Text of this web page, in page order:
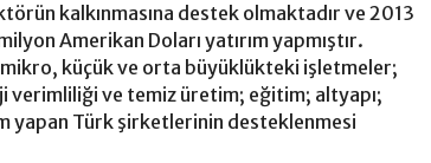
kalkınmasına destek olmaktadır ve 2013
Amerikan Doları yatırım yapmıştır.
mikro, küçük ve orta büyüklükteki işletmeler;
verimliliği ve temiz üretim; eğitim; altyapı;
yapan Türk şirketlerinin desteklenmesi